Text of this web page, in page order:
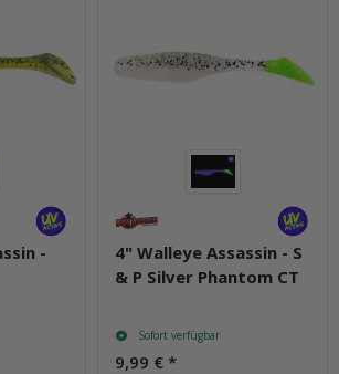
-
4" Walleye Assassin - S
& P Silver Phantom CT
Sofort verfügbar
9,99 € *